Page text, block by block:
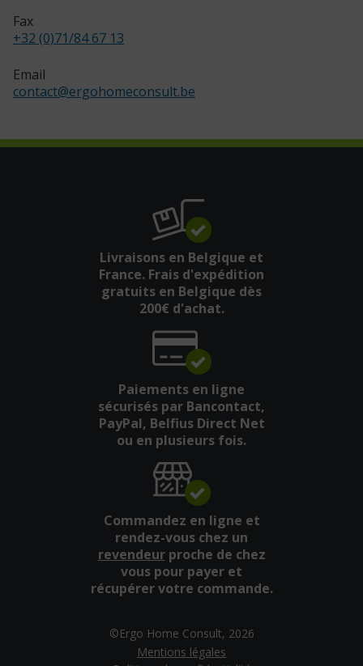
Fax
+32 (0)71/84 67 13
Email
contact@ergohomeconsult.be
Livraisons en Belgique et
France. Frais d'expédition
gratuits en Belgique dès
200€ d'achat.
Paiements en ligne
sécurisés par Bancontact,
PayPal, Belfius Direct Net
ou en plusieurs fois.
Commandez en ligne et
rendez-vous chez un
revendeurproche de chez
vous pour payer et
récupérer votre commande.
©Ergo Home Consult, 2026
Mentions légales